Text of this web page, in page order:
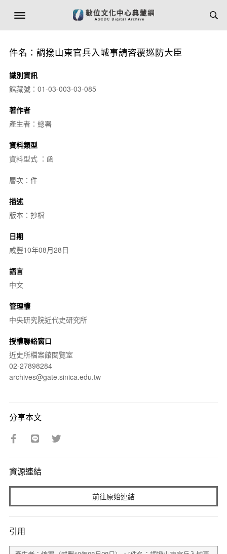
件名：調撥山東官兵入城事請咨覆巡防大臣
識別資訊
館藏號：01-03-003-03-085
著作者
產生者：總署
資料類型
資料型式 ：函
層次：件
描述
版本：抄檔
日期
咸豐10年08月28日
語言
中文
管理權
中央研究院近代史研究所
授權聯絡窗口
近史所檔案館閱覽室
02-27898284
archives@gate.sinica.edu.tw
分享本文
資源連結
前往原始連結
引用